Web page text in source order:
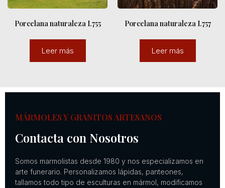
Porcelana naturaleza I.755
Leer más
Porcelana naturaleza I.757
Leer más
MÁRMOLES Y GRANITOS ARTESANOS
Contacta con Nosotros
Somos marmolistas desde 1980 y nos especializamos en
arte funerario. Personalizamos lápidas, panteones,
tallamos todo tipo de esculturas en mármol, modificamos